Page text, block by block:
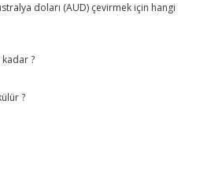
doları (AUD) çevirmek için hangi
?
?